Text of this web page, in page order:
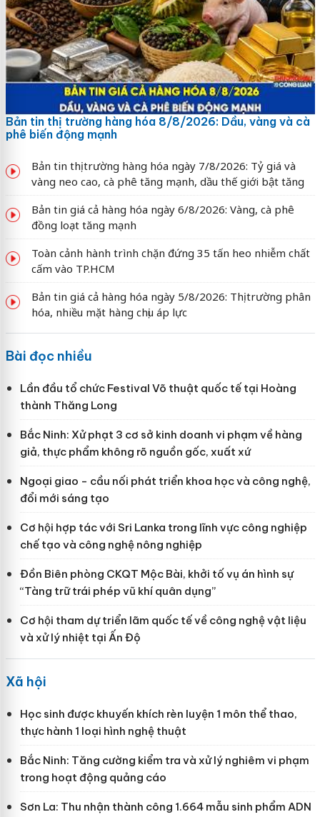
Bản tin thị trường hàng hóa 8/8/2026: Dầu, vàng và cà
phê biến động mạnh
Bản tin thị trường hàng hóa ngày 7/8/2026: Tỷ giá và
vàng neo cao, cà phê tăng mạnh, dầu thế giới bật tăng
Bản tin giá cả hàng hóa ngày 6/8/2026: Vàng, cà phê
đồng loạt tăng mạnh
Toàn cảnh hành trình chặn đứng 35 tấn heo nhiễm chất
cấm vào TP.HCM
Bản tin giá cả hàng hóa ngày 5/8/2026: Thị trường phân
hóa, nhiều mặt hàng chịu áp lực
Bài đọc nhiều
Lần đầu tổ chức Festival Võ thuật quốc tế tại Hoàng
thành Thăng Long
Bắc Ninh: Xử phạt 3 cơ sở kinh doanh vi phạm về hàng
giả, thực phẩm không rõ nguồn gốc, xuất xứ
Ngoại giao - cầu nối phát triển khoa học và công nghệ,
đổi mới sáng tạo
Cơ hội hợp tác với Sri Lanka trong lĩnh vực công nghiệp
chế tạo và công nghệ nông nghiệp
Đồn Biên phòng CKQT Mộc Bài, khởi tố vụ án hình sự
“Tàng trữ trái phép vũ khí quân dụng”
Cơ hội tham dự triển lãm quốc tế về công nghệ vật liệu
và xử lý nhiệt tại Ấn Độ
Xã hội
Học sinh được khuyến khích rèn luyện 1 môn thể thao,
thực hành 1 loại hình nghệ thuật
Bắc Ninh: Tăng cường kiểm tra và xử lý nghiêm vi phạm
trong hoạt động quảng cáo
Sơn La: Thu nhận thành công 1.664 mẫu sinh phẩm ADN